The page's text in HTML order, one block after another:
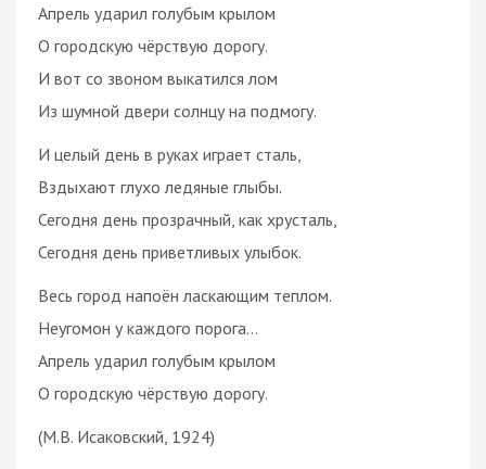
Апрель ударил голубым крылом
О городскую чёрствую дорогу.
И вот со звоном выкатился лом
Из шумной двери солнцу на подмогу.
И целый день в руках играет сталь,
Вздыхают глухо ледяные глыбы.
Сегодня день прозрачный, как хрусталь,
Сегодня день приветливых улыбок.
Весь город напоён ласкающим теплом.
Неугомон у каждого порога...
Апрель ударил голубым крылом
О городскую чёрствую дорогу.
(М.В. Исаковский, 1924)